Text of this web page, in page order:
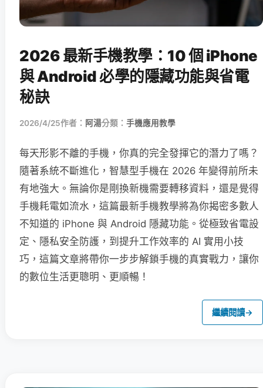
2026 最新手機教學：10 個 iPhone
與 Android 必學的隱藏功能與省電
秘訣
2026/4/25作者： 阿湯分類： 手機應用教學
每天形影不離的手機，你真的完全發揮它的潛力了嗎？
隨著系統不斷進化，智慧型手機在 2026 年變得前所未
有地強大。無論你是剛換新機需要轉移資料，還是覺得
手機耗電如流水，這篇最新手機教學將為你揭密多數人
不知道的 iPhone 與 Android 隱藏功能。從極致省電設
定、隱私安全防護，到提升工作效率的 AI 實用小技
巧，這篇文章將帶你一步步解鎖手機的真實戰力，讓你
的數位生活更聰明、更順暢！
繼續閱讀→